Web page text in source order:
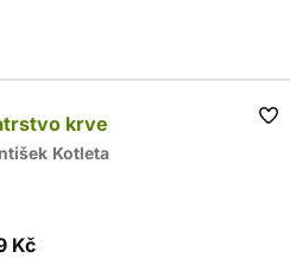
krve
Kotleta
Kč